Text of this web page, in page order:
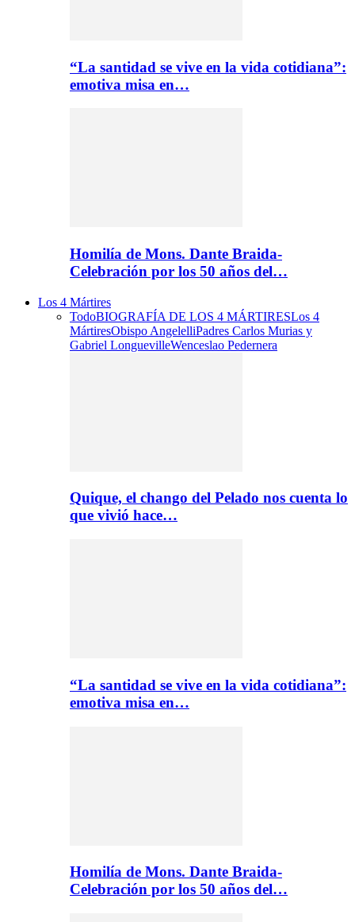
“La santidad se vive en la vida cotidiana”:
emotiva misa en…
Homilía de Mons. Dante Braida-
Celebración por los 50 años del…
Los 4 Mártires
TodoBIOGRAFÍA DE LOS 4 MÁRTIRESLos 4
MártiresObispo AngelelliPadres Carlos Murias y
Gabriel LonguevilleWenceslao Pedernera
Quique, el chango del Pelado nos cuenta lo
que vivió hace…
“La santidad se vive en la vida cotidiana”:
emotiva misa en…
Homilía de Mons. Dante Braida-
Celebración por los 50 años del…